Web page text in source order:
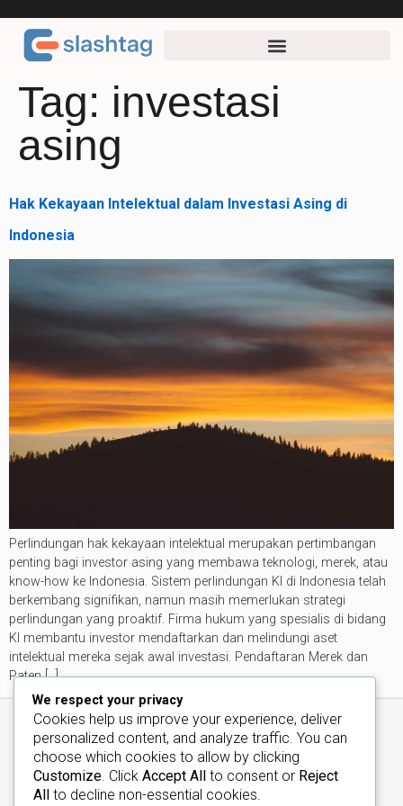
Tag: investasi
asing
Hak Kekayaan Intelektual dalam Investasi Asing di
Indonesia
Perlindungan hak kekayaan intelektual merupakan pertimbangan
penting bagi investor asing yang membawa teknologi, merek, atau
know-how ke Indonesia. Sistem perlindungan KI di Indonesia telah
berkembang signifikan, namun masih memerlukan strategi
perlindungan yang proaktif. Firma hukum yang spesialis di bidang
KI membantu investor mendaftarkan dan melindungi aset
intelektual mereka sejak awal investasi. Pendaftaran Merek dan
Paten […]
We respect your privacy
Cookies help us improve your experience, deliver
personalized content, and analyze traffic. You can
choose which cookies to allow by clicking
Customize . Click Accept All to consent or Reject
All to decline non-essential cookies.